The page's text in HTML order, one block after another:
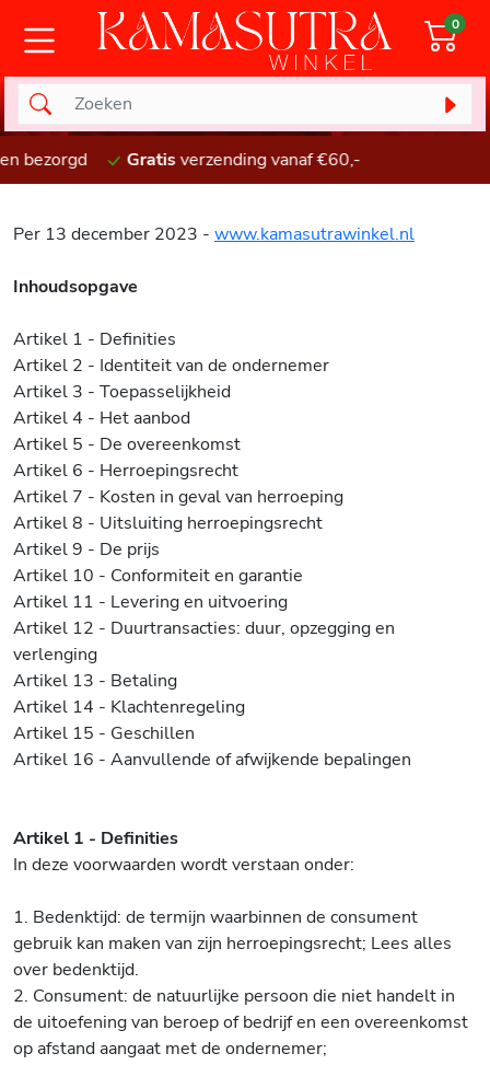
Anoniemverpakt en bezorgd Gratisverzending
0
Per 13 december 2023 - www.kamasutrawinkel.nl
Inhoudsopgave
Artikel 1 - Definities
Artikel 2 - Identiteit van de ondernemer
Artikel 3 - Toepasselijkheid
Artikel 4 - Het aanbod
Artikel 5 - De overeenkomst
Artikel 6 - Herroepingsrecht
Artikel 7 - Kosten in geval van herroeping
Artikel 8 - Uitsluiting herroepingsrecht
Artikel 9 - De prijs
Artikel 10 - Conformiteit en garantie
Artikel 11 - Levering en uitvoering
Artikel 12 - Duurtransacties: duur, opzegging en
verlenging
Artikel 13 - Betaling
Artikel 14 - Klachtenregeling
Artikel 15 - Geschillen
Artikel 16 - Aanvullende of afwijkende bepalingen
Artikel 1 - Definities
In deze voorwaarden wordt verstaan onder:
1. Bedenktijd: de termijn waarbinnen de consument
gebruik kan maken van zijn herroepingsrecht; Lees alles
over bedenktijd.
2. Consument: de natuurlijke persoon die niet handelt in
de uitoefening van beroep of bedrijf en een overeenkomst
op afstand aangaat met de ondernemer;